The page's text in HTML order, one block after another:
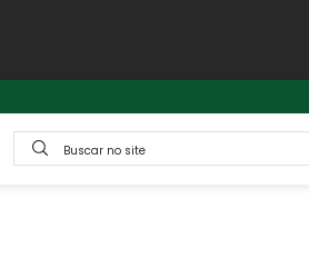
Buscar no site